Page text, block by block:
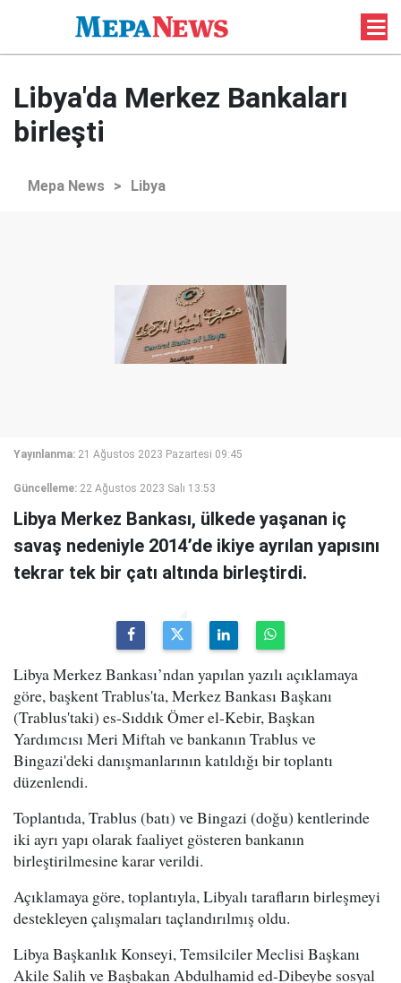
Libya'da Merkez Bankaları
birleşti
Mepa News > Libya
Yayınlanma: 21 Ağustos 2023 Pazartesi 09:45
Güncelleme: 22 Ağustos 2023 Salı 13:53
Libya Merkez Bankası, ülkede yaşanan iç
savaş nedeniyle 2014’de ikiye ayrılan yapısını
tekrar tek bir çatı altında birleştirdi.
Libya Merkez Bankası’ndan yapılan yazılı açıklamaya
göre, başkent Trablus'ta, Merkez Bankası Başkanı
(Trablus'taki) es-Sıddık Ömer el-Kebir, Başkan
Yardımcısı Meri Miftah ve bankanın Trablus ve
Bingazi'deki danışmanlarının katıldığı bir toplantı
düzenlendi.
Toplantıda, Trablus (batı) ve Bingazi (doğu) kentlerinde
iki ayrı yapı olarak faaliyet gösteren bankanın
birleştirilmesine karar verildi.
Açıklamaya göre, toplantıyla, Libyalı tarafların birleşmeyi
destekleyen çalışmaları taçlandırılmış oldu.
Libya Başkanlık Konseyi, Temsilciler Meclisi Başkanı
Akile Salih ve Başbakan Abdulhamid ed-Dibeybe sosyal